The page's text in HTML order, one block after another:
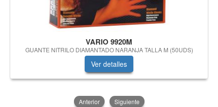
VARIO 9920M
GUANTE NITRILO DIAMANTADO NARANJA TALLA M (50UDS)
Ver detalles
Anterior Siguiente